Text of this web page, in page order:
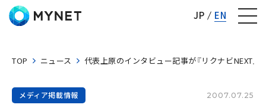
JP EN
TOP ニュース 代表上原のインタビュー記事が『リクナビNEXT』
メディア掲載情報 2007.07.25